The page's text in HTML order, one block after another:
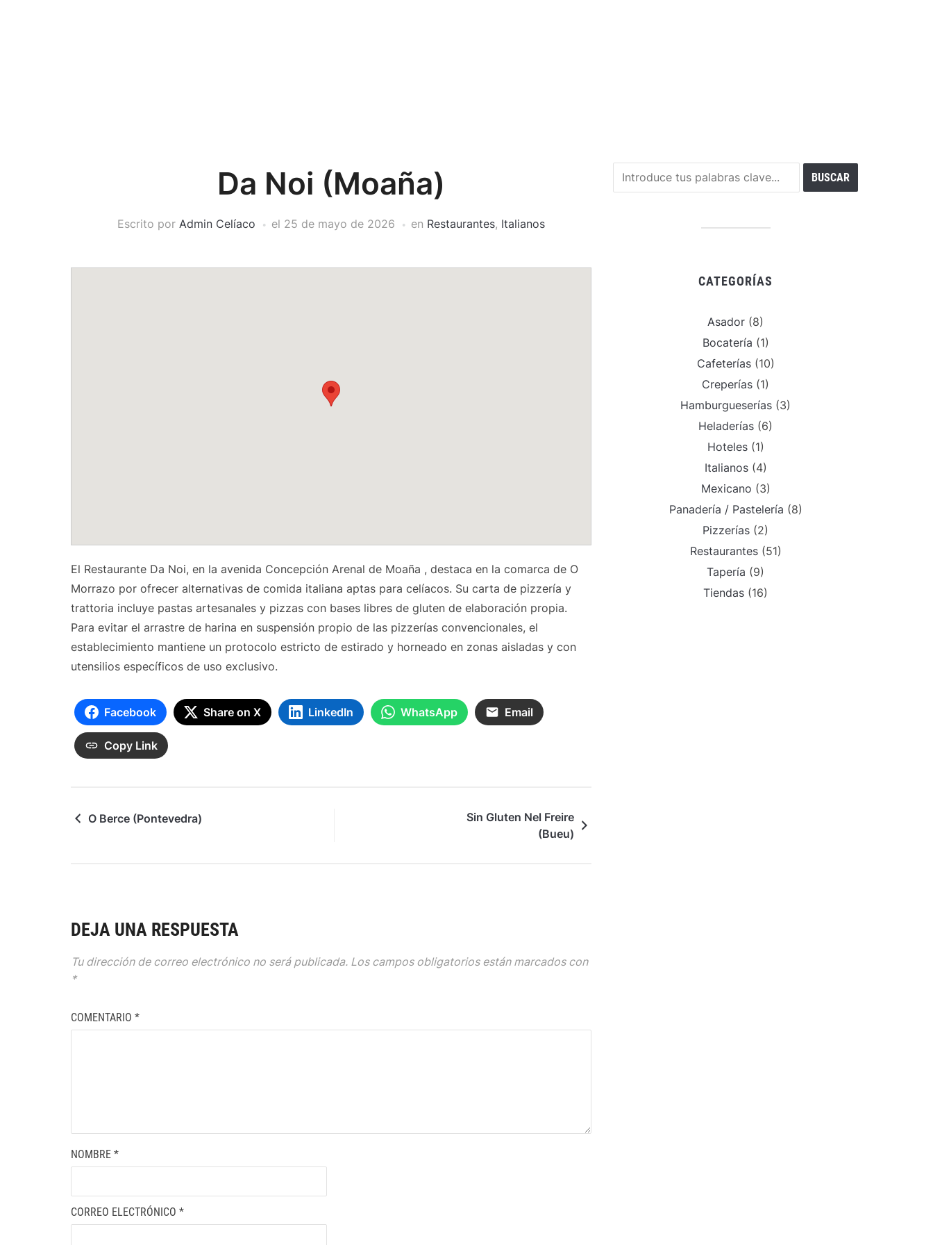
Da Noi (Moaña)
Escrito por Admin Celíaco el 25 de mayo de 2026 en Restaurantes, Italianos
El Restaurante Da Noi, en la avenida Concepción Arenal de Moaña , destaca en la comarca de O
Morrazo por ofrecer alternativas de comida italiana aptas para celíacos. Su carta de pizzería y
trattoria incluye pastas artesanales y pizzas con bases libres de gluten de elaboración propia.
Para evitar el arrastre de harina en suspensión propio de las pizzerías convencionales, el
establecimiento mantiene un protocolo estricto de estirado y horneado en zonas aisladas y con
utensilios específicos de uso exclusivo.
Facebook Share on X LinkedIn WhatsApp Email
Copy Link
O Berce (Pontevedra)
Sin Gluten Nel Freire
(Bueu)
DEJA UNA RESPUESTA
Tu dirección de correo electrónico no será publicada. Los campos obligatorios están marcados con
*
COMENTARIO *
NOMBRE *
CORREO ELECTRÓNICO *
CATEGORÍAS
Asador (8)
Bocatería (1)
Cafeterías(10)
Creperías (1)
Hamburgueserías (3)
Heladerías (6)
Hoteles(1)
Italianos(4)
Mexicano (3)
Panadería / Pastelería (8)
Pizzerías (2)
Restaurantes(51)
Tapería (9)
Tiendas (16)